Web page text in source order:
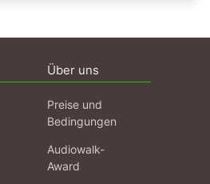
Über uns
Preise und
Bedingungen
Audiowalk-
Award